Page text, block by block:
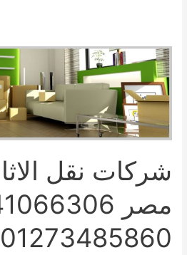
شركات نقل
01273485860